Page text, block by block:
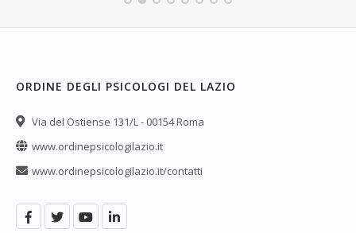
ORDINE DEGLI PSICOLOGI DEL LAZIO
Via del Ostiense 131/L - 00154 Roma
www.ordinepsicologilazio.it
www.ordinepsicologilazio.it/contatti